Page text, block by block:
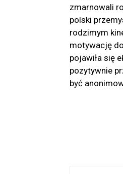
zmarnowali
polski
rodzimym
motywację
pojawiła się
pozytywnie
być